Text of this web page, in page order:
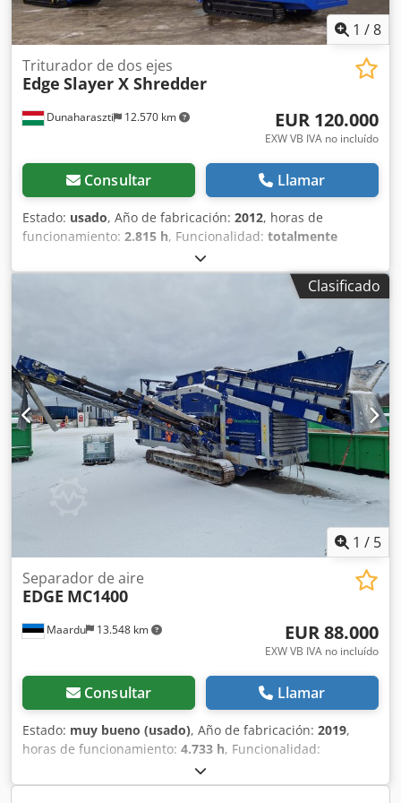
1 /8
Dunaharaszti 12.570 km
Triturador de dos ejes
Edge Slayer X Shredder
EUR 120.000
EXW VB IVA no incluído
Consultar Llamar
Estado: usado, Año de fabricación: 2012, horas de
funcionamiento: 2.815 h, Funcionalidad: totalmente
, número de máquina/vehículo:
peso total:21.000 kg, Equipamiento:orugas de acero,
Trituradora de doble eje diésel sobre orugas en perfecto
Longitud de transporte: 10,2 m (33'6") Altura de transporte:
3,1 m (10'5") Ancho de trabajo: 2,5 m (8'3") Longitud de
trabajo: 10,2 m (33'6") Altura de trabajo: 4,2 m (13'10")
Aplicaciones: Todo tipo de madera (traviesas de ferrocarril,
palets) Todo tipo de plásticos (incluidas palas de
aerogeneradores) Residuos comerciales e industriales
Residuos de construcción y demolición (C&D) Residuos
domésticos y urbanos Residuos vegetales (incluso césped,
árboles, tocones) Colchones Papel y cartón (incluyendo
Clasificado
1 / 5
Maardu 13.548 km
Separador de aire
EDGE MC1400
EUR 88.000
EXW VB IVA no incluído
Consultar Llamar
Estado: muy bueno (usado), Año de fabricación: 2019,
horas de funcionamiento: 4.733 h, Funcionalidad:
, combustible:
aire de tres fracciones + ventilador de succión adicional